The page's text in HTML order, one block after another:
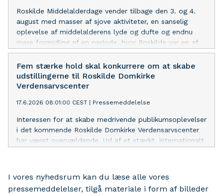
Roskilde Middelalderdage vender tilbage den 3. og 4.
august med masser af sjove aktiviteter, en sanselig
oplevelse af middelalderens lyde og dufte og endnu
mere formidling af en periode, hvor Roskilde var en af
landets vigtigste danske byer.
Fem stærke hold skal konkurrere om at skabe
udstillingerne til Roskilde Domkirke
Verdensarvscenter
17.6.2026 08:01:00 CEST Pressemeddelelse
Interessen for at skabe medrivende publikumsoplevelser
i det kommende Roskilde Domkirke Verdensarvscenter
har været overvældende. Ud af et stærkt, internationalt
I vores nyhedsrum kan du læse alle vores
pressemeddelelser, tilgå materiale i form af billeder